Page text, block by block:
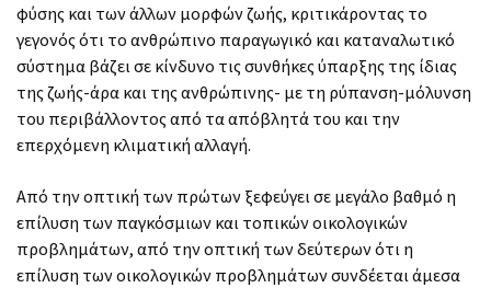
φύσης και των άλλων μορφών ζωής, κριτικάροντας το
γεγονός ότι το ανθρώπινο παραγωγικό και καταναλωτικό
σύστημα βάζει σε κίνδυνο τις συνθήκες ύπαρξης της ίδιας
της ζωής-άρα και της ανθρώπινης- με τη ρύπανση-μόλυνση
του περιβάλλοντος από τα απόβλητά του και την
επερχόμενη κλιματική αλλαγή.
Από την οπτική των πρώτων ξεφεύγει σε μεγάλο βαθμό η
επίλυση των παγκόσμιων και τοπικών οικολογικών
προβλημάτων, από την οπτική των δεύτερων ότι η
επίλυση των οικολογικών προβλημάτων συνδέεται άμεσα